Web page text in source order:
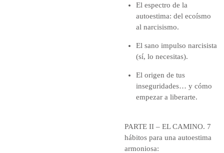
El espectro de la
autoestima: del ecoísmo
al narcisismo.
El sano impulso narcisista
(sí, lo necesitas).
El origen de tus
inseguridades… y cómo
empezar a liberarte.
PARTE II – EL CAMINO. 7
hábitos para una autoestima
armoniosa: